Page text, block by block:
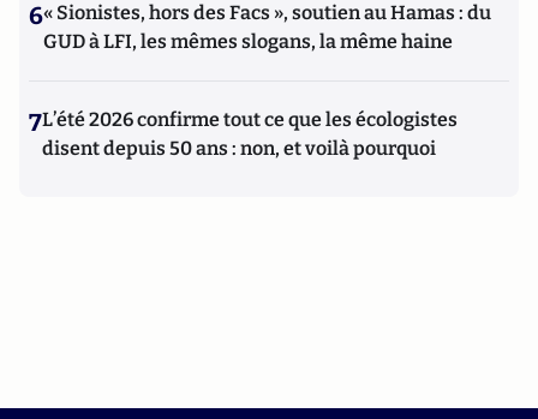
6« Sionistes, hors des Facs », soutien au Hamas : du
GUD à LFI, les mêmes slogans, la même haine
7L’été 2026 confirme tout ce que les écologistes
disent depuis 50 ans : non, et voilà pourquoi